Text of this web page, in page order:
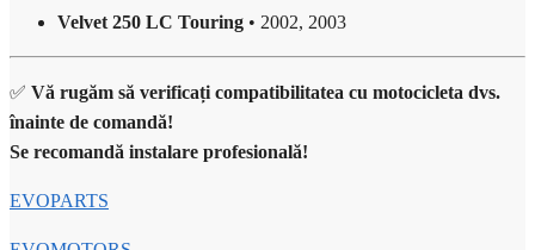
Velvet 250 LC Touring • 2002, 2003
✅ Vă rugăm să verificați compatibilitatea cu motocicleta dvs.
înainte de comandă!
Se recomandă instalare profesională!
EVOPARTS